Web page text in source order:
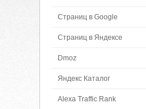
Страниц в Google
Страниц в Яндексе
Dmoz
Яндекс Каталог
Alexa Traffic Rank